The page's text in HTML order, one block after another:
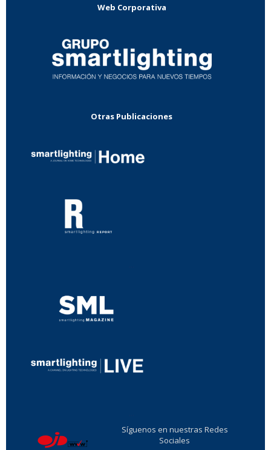
Web Corporativa
Otras Publicaciones
Síguenos en nuestras Redes
Sociales